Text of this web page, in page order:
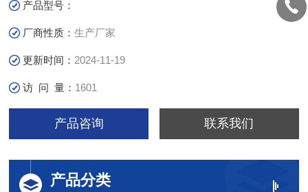
产品型号：
厂商性质：生产厂家
更新时间： 2024-11-19
访 问 量： 1601
产品咨询 联系我们
产品分类